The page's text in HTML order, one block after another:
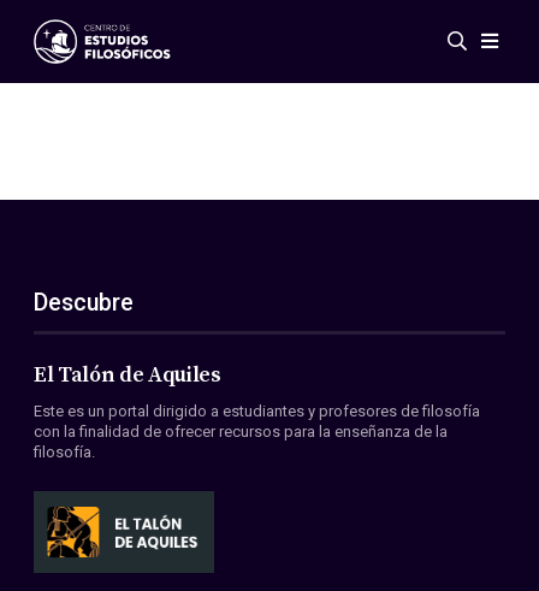
Eventos
ES
EN
Acerca de nosotros
Miembros
Convenios
Descubre
El Talón de Aquiles
Este es un portal dirigido a estudiantes y profesores de filosofía
con la finalidad de ofrecer recursos para la enseñanza de la
filosofía.